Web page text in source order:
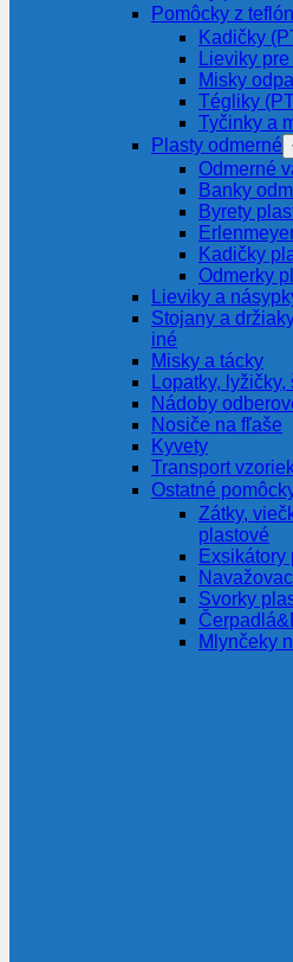
Pomôcky z
Kadičky
Lieviky
Misky
Tégliky
Tyčinky a
Plasty odmerné
Odmerné
Banky
Byrety
Kadičky
Odmerky
Lieviky a
Stojany a
iné
Misky a tácky
Lopatky,
Nádoby
Nosiče na fľaše
Kyvety
Transport
Ostatné
Zátky,
plastové
Exsikátory
Svorky
Mlynčeky